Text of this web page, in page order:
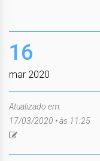
16
mar 2020
Atualizado em:
17/03/2020 • às 11:25